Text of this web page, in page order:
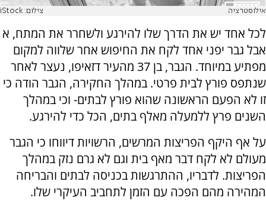
אילוסטרציה צילום: iStock
לכל אחד יש את הדרך שלו להירגע ולשחרר את המתח, א
אבל גבר יפני אחד לקח את החיפוש אחר שלווה למקום
מפתיע במיוחד. הגבר, בן 37 מהעיר דזאיפו, נעצר לאחר
שנתפס פורץ לבית פרטי. במהלך החקירה, הגבר הודה כי
זו לא הפעם הראשונה שהוא פורץ לבתים- וכי במהלך
השנים פרץ ללמעלה מאלף בתים, הכל כדי להירגע.
על אף היקף הפריצות המרשים, הרשויות דיווחו כי הגבר
מעולם לא לקח דבר מאף בית וגם לא גרם נזק במהלך
הפריצות. לדבריו, ההתרגשות בכניסה לבתים והבריחה
המהירה מהם הפכה עם הזמן לתחביב העיקרי שלו.